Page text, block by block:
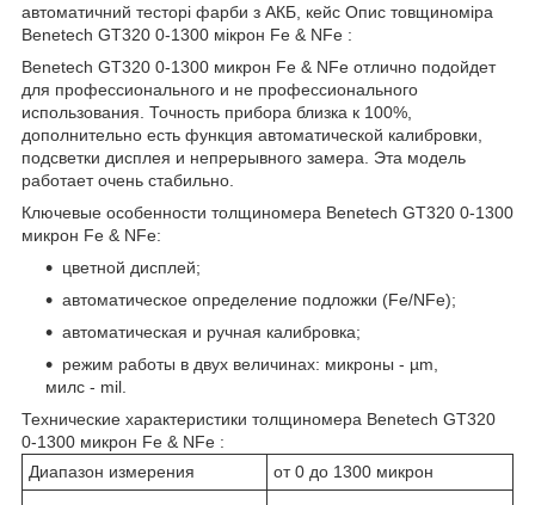
автоматичний тесторі фарби з АКБ, кейс Опис товщиноміра
Benetech GT320 0-1300 мікрон Fe & NFe :
Benetech GT320 0-1300 микрон Fe & NFe отлично подойдет
для профессионального и не профессионального
использования. Точность прибора близка к 100%,
дополнительно есть функция автоматической калибровки,
подсветки дисплея и непрерывного замера. Эта модель
работает очень стабильно.
Ключевые особенности толщиномера Benetech GT320 0-1300
микрон Fe & NFe:
цветной дисплей;
автоматическое определение подложки (Fe/NFe);
автоматическая и ручная калибровка;
режим работы в двух величинах: микроны - µm,
милс - mil.
Технические характеристики толщиномера Benetech GT320
0-1300 микрон Fe & NFe :
Диапазон измерения
от 0 до 1300 микрон